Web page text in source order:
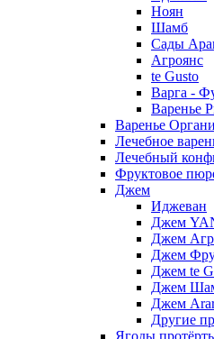
Ноян
Шамб
Сады
Агроянс
te Gusto
Варга -
Варенье
Варенье
Лечебное
Лечебный
Фруктовое
Джем
Иджеван
Джем
Джем
Джем
Джем te
Джем
Джем
Другие
Ягоды